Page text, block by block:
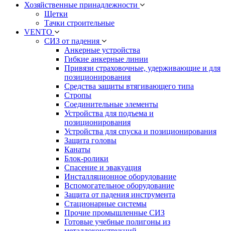
Хозяйственные принадлежности
Щетки
Тачки строительные
VENTO
СИЗ от падения
Анкерные устройства
Гибкие анкерные линии
Привязи страховочные, удерживающие и для
позиционирования
Средства защиты втягивающего типа
Стропы
Соединительные элементы
Устройства для подъема и
позиционирования
Устройства для спуска и позиционирования
Защита головы
Канаты
Блок-ролики
Спасение и эвакуация
Инсталляционное оборудование
Вспомогательное оборудование
Защита от падения инструмента
Стационарные системы
Прочие промышленные СИЗ
Готовые учебные полигоны из